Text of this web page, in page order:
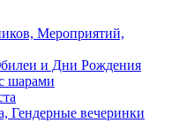
Мероприятий,
и Дни Рождения
шарами
Гендерные вечеринки